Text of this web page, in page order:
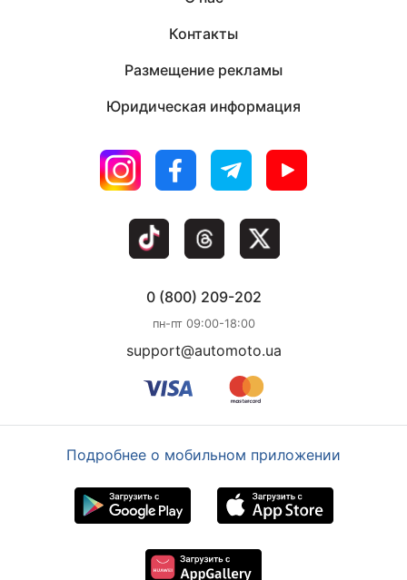
Контакты
Размещение рекламы
Юридическая информация
0 (800) 209-202
пн-пт 09:00-18:00
support@automoto.ua
Подробнее о мобильном приложении